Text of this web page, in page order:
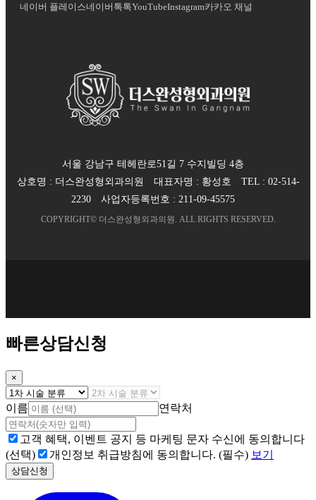
네이버 플레이스네이버톡톡YouTubeInstagram카카오 채널
서울 강남구 테헤란로51길 7 수지빌딩 4층
상호명 : 더스완성형외과의원 대표자명 : 황성호 TEL : 02-514-
2230
사업자등록번호 : 211-09-45575
COPYRIGHT© 더스완성형외과의원 . ALL RIGHTS RESERVED.
빠른상담신청
×
이름 연락처
고객 혜택, 이벤트 공지 등 마케팅 문자 수신에 동의합니다
(선택)
개인정보 취급방침에 동의합니다. (필수) 보기
상담신청